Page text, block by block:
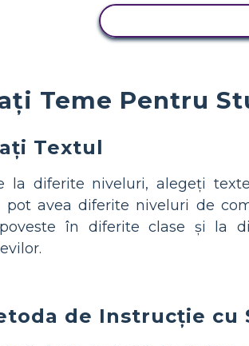
Teme Pentru
Textul
la diferite niveluri, alegeți
pot avea diferite niveluri de
în diferite clase și la
de Instrucție cu